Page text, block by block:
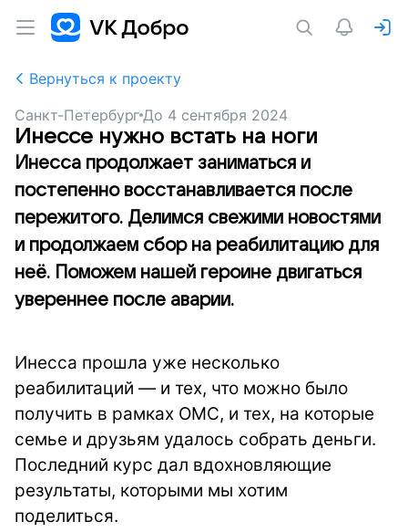
Вернуться к проекту
Санкт-Петербург До 4 сентября 2024
Инессе нужно встать на ноги
Инесса продолжает заниматься и
постепенно восстанавливается после
пережитого. Делимся свежими новостями
и продолжаем сбор на реабилитацию для
неё. Поможем нашей героине двигаться
увереннее после аварии.
Инесса прошла уже несколько
реабилитаций — и тех, что можно было
получить в рамках ОМС, и тех, на которые
семье и друзьям удалось собрать деньги.
Последний курс дал вдохновляющие
результаты, которыми мы хотим
поделиться.